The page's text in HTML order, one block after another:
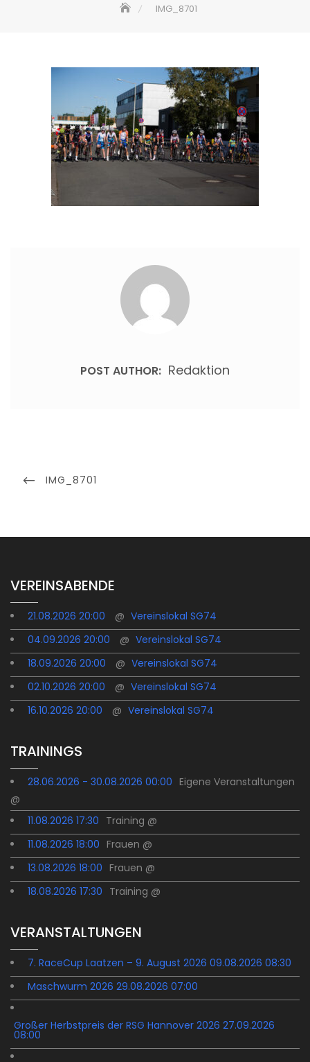
IMG_8701
POST AUTHOR: Redaktion
PREVIOUS
IMG_8701
VEREINSABENDE
21.08.2026 20:00 @ Vereinslokal SG74
04.09.2026 20:00
@ Vereinslokal SG74
18.09.2026 20:00
@ Vereinslokal SG74
02.10.2026 20:00
@ Vereinslokal SG74
16.10.2026 20:00
@ Vereinslokal SG74
TRAININGS
28.06.2026 - 30.08.2026 00:00 Eigene Veranstaltungen
@
11.08.2026 17:30 Training @
11.08.2026 18:00 Frauen @
13.08.2026 18:00 Frauen @
18.08.2026 17:30 Training @
VERANSTALTUNGEN
7. RaceCup Laatzen – 9. August 2026 09.08.2026 08:30
Maschwurm 2026 29.08.2026 07:00
Großer Herbstpreis der RSG Hannover 2026 27.09.2026
08:00